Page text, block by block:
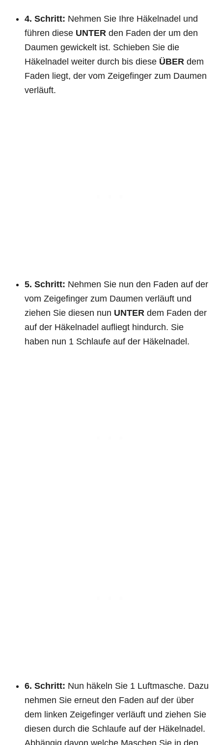
4. Schritt: Nehmen Sie Ihre Häkelnadel und
führen diese UNTER den Faden der um den
Daumen gewickelt ist. Schieben Sie die
Häkelnadel weiter durch bis diese ÜBER dem
Faden liegt, der vom Zeigefinger zum Daumen
verläuft.
5. Schritt: Nehmen Sie nun den Faden auf der
vom Zeigefinger zum Daumen verläuft und
ziehen Sie diesen nun UNTER dem Faden der
auf der Häkelnadel aufliegt hindurch. Sie
haben nun 1 Schlaufe auf der Häkelnadel.
6. Schritt: Nun häkeln Sie 1 Luftmasche. Dazu
nehmen Sie erneut den Faden auf der über
dem linken Zeigefinger verläuft und ziehen Sie
diesen durch die Schlaufe auf der Häkelnadel.
Abhängig davon welche Maschen Sie in den